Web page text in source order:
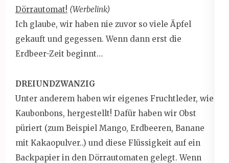
Dörrautomat! (Werbelink)
Ich glaube, wir haben nie zuvor so viele Äpfel
gekauft und gegessen. Wenn dann erst die
Erdbeer-Zeit beginnt…
DREIUNDZWANZIG
Unter anderem haben wir eigenes Fruchtleder, wie
Kaubonbons, hergestellt! Dafür haben wir Obst
püriert (zum Beispiel Mango, Erdbeeren, Banane
mit Kakaopulver..) und diese Flüssigkeit auf ein
Backpapier in den Dörrautomaten gelegt. Wenn